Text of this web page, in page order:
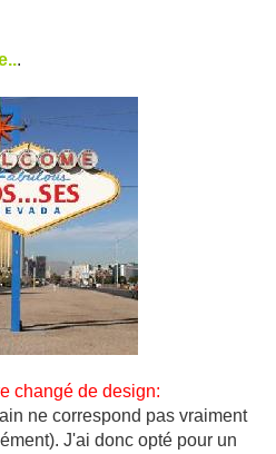
.
changé de design:
ne correspond pas vraiment
J'ai donc opté pour un